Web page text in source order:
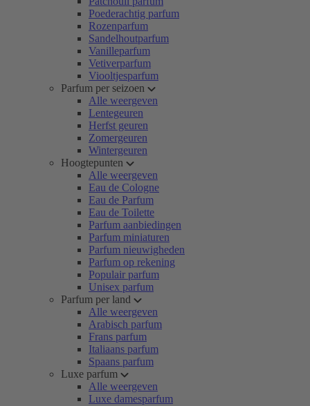
Poederachtig parfum
Rozenparfum
Sandelhoutparfum
Vanilleparfum
Vetiverparfum
Viooltjesparfum
Parfum per seizoen
Alle weergeven
Lentegeuren
Herfst geuren
Zomergeuren
Wintergeuren
Hoogtepunten
Alle weergeven
Eau de Cologne
Eau de Parfum
Eau de Toilette
Parfum aanbiedingen
Parfum miniaturen
Parfum nieuwigheden
Parfum op rekening
Populair parfum
Unisex parfum
Parfum per land
Alle weergeven
Arabisch parfum
Frans parfum
Italiaans parfum
Spaans parfum
Luxe parfum
Alle weergeven
Luxe damesparfum